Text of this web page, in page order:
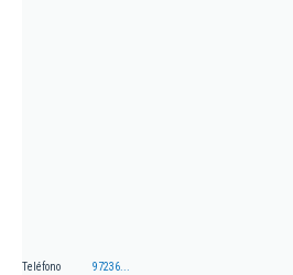
Teléfono 97236...